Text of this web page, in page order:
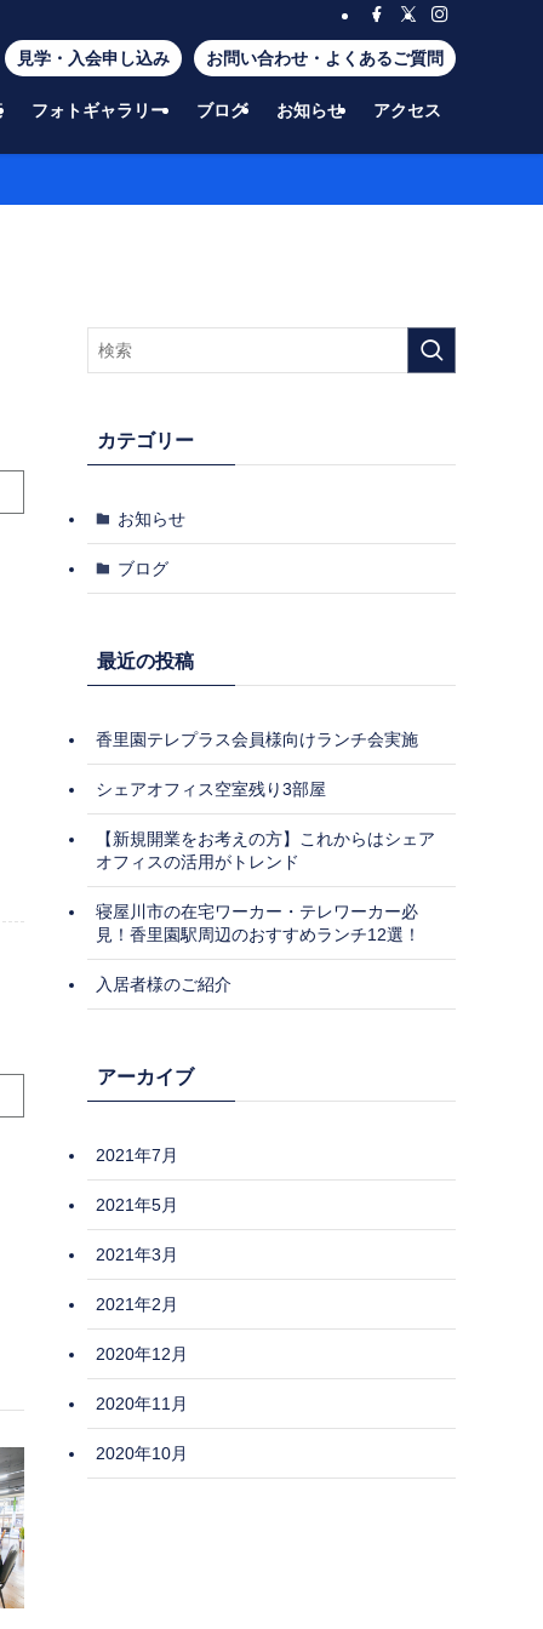
見学・入会申し込み お問い合わせ・よくあるご質問
フォトギャラリー ブログ お知らせ アクセス
カテゴリー
お知らせ
ブログ
最近の投稿
香里園テレプラス会員様向けランチ会実施
シェアオフィス空室残り3部屋
【新規開業をお考えの方】これからはシェア
オフィスの活用がトレンド
寝屋川市の在宅ワーカー・テレワーカー必
見！香里園駅周辺のおすすめランチ12選！
入居者様のご紹介
アーカイブ
2021年7月
2021年5月
2021年3月
2021年2月
2020年12月
2020年11月
2020年10月